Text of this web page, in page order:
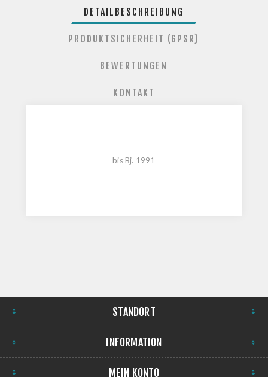
DETAILBESCHREIBUNG
PRODUKTSICHERHEIT (GPSR)
BEWERTUNGEN
KONTAKT
bis Bj. 1991
STANDORT
INFORMATION
MEIN KONTO